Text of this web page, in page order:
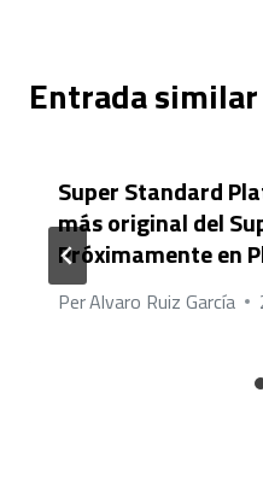
Entrada similar
Super Standard
más original del
Próximamente en
PerAlvaro Ruiz García